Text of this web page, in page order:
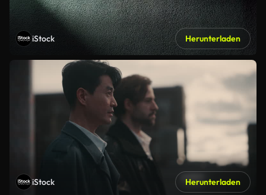
iStock Herunterladen
iStock Herunterladen